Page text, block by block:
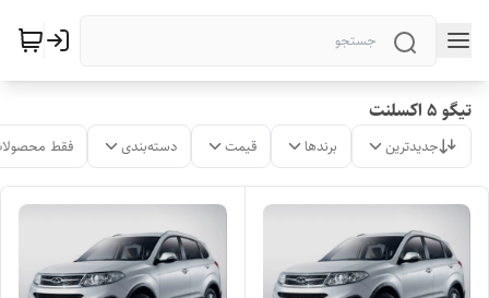
تیگو 5 اکسلنت
جدیدترین برندها قیمت دسته‌بندی فقط